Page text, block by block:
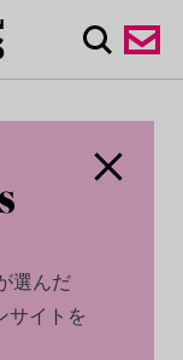
選んだ
サイトを